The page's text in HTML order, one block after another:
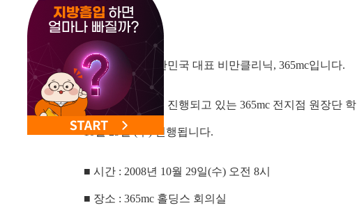
안녕하세요. 대한민국 대표 비만클리닉, 365mc입니다.
매월 정기적으로 진행되고 있는 365mc 전지점 원장단
10월 29일 (수) 진행됩니다.
■ 시간 : 2008년 10월 29일(수) 오전 8시
■ 장소 : 365mc 홀딩스 회의실